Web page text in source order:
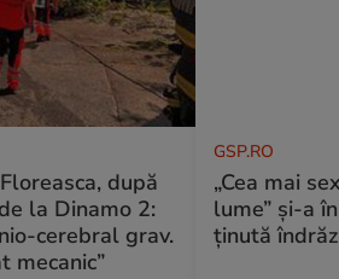
după
la Dinamo 2:
cerebral grav.
mecanic”
GSP.RO
„Cea mai
lume” și-a
ținută